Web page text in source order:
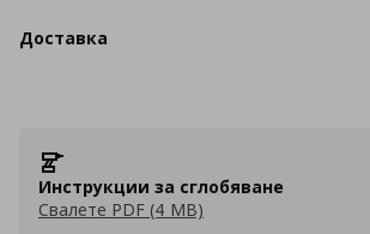
Доставка
Инструкции за сглобяване
Свалете PDF (4 MB)